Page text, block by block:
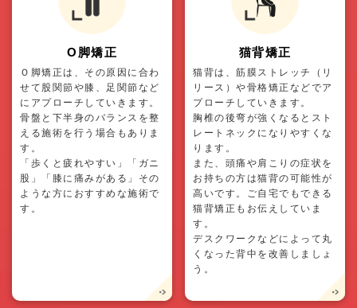
O脚矯正
Ｏ脚矯正は、その原因に合わ
せて股関節や膝、足関節など
にアプローチしていきます。
骨盤と下半身のバランスを整
える施術を行う場合もありま
す。
「歩くと疲れやすい」「ガニ
股」「膝に痛みがある」その
ような方におすすめな施術で
す。
猫背矯正
猫背は、筋膜ストレッチ（リ
リース）や骨格矯正などでア
プローチしていきます。
胸椎の後弯が強くなるとスト
レートネックになりやすくな
ります。
また、頭痛や肩こりの症状を
お持ちの方は猫背の可能性が
高いです。ご自宅でもできる
猫背矯正もお伝えしていま
す。
デスクワークなどによって丸
くなった背中を改善しましょ
う。